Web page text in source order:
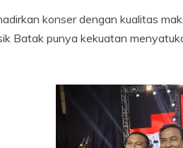
konser dengan kualitas
Batak punya kekuatan